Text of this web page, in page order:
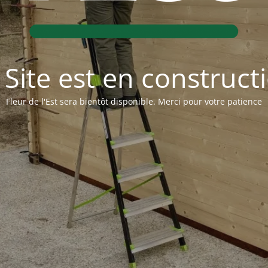
Site est en
Fleur de l'Est sera bientôt disponible. Merci pour votre patience